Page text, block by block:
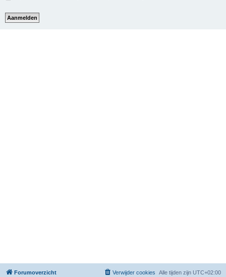
Forumoverzicht Alle tijden zijn UTC+02:00
Verwijder cookies